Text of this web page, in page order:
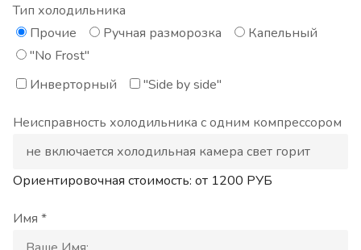
Тип холодильника
Прочие
Ручная разморозка
Капельный
"No Frost"
Инверторный
"Side by side"
Неисправность холодильника с одним компрессором
Ориентировочная стоимость: от 1200 РУБ
Имя *